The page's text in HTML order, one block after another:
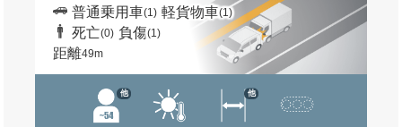
普通乗用車(1) 軽貨物車(1)
死亡(0) 負傷(1)
距離49m
他 他